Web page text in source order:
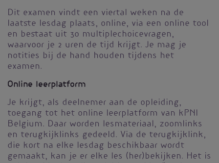
Dit examen vindt een viertal weken na de
laatste lesdag plaats, online, via een online tool
en bestaat uit 30 multiplechoicevragen,
waarvoor je 2 uren de tijd krijgt. Je mag je
notities bij de hand houden tijdens het
examen.
Online leerplatform
Je krijgt, als deelnemer aan de opleiding,
toegang tot het online leerplatform van kPNI
Belgium. Daar worden lesmateriaal, zoomlinks
en terugkijklinks gedeeld. Via de terugkijklink,
die kort na elke lesdag beschikbaar wordt
gemaakt, kan je er elke les (her)bekijken. Het is